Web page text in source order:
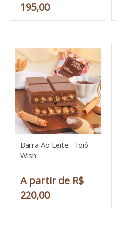
195,00
Barra Ao Leite - Ioiô
Wish
A partir de R$
220,00